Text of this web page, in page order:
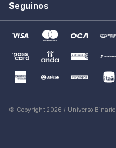
Seguinos
© Copyright 2026 / Universo Binario